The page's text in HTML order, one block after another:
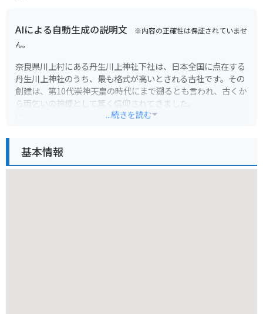
AIによる自動生成の説明文 ※内容の正確性は保証されていませ
ん。
奈良県川上村にある丹生川上神社下社は、日本全国に点在する
丹生川上神社のうち、最も格式が高いとされる古社です。その
創建は、第10代崇神天皇の時代にまで遡るとも言われ、古くか
ら雨乞いの神様として篤く信仰されてきました。
り、アクセスも比較的良好ですが、道中にはカーブの多い山道
も含まれるため、運転には十分注意が必要です。しかし、その
...続きを読む
基本情報